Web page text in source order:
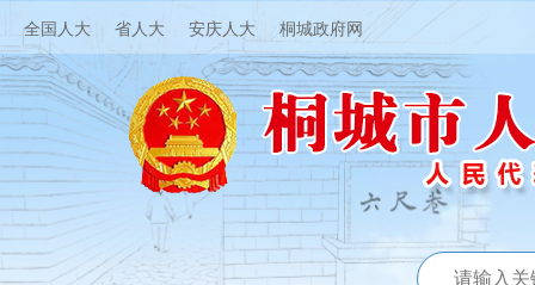
全国人大 省人大 安庆人大 桐城政府网